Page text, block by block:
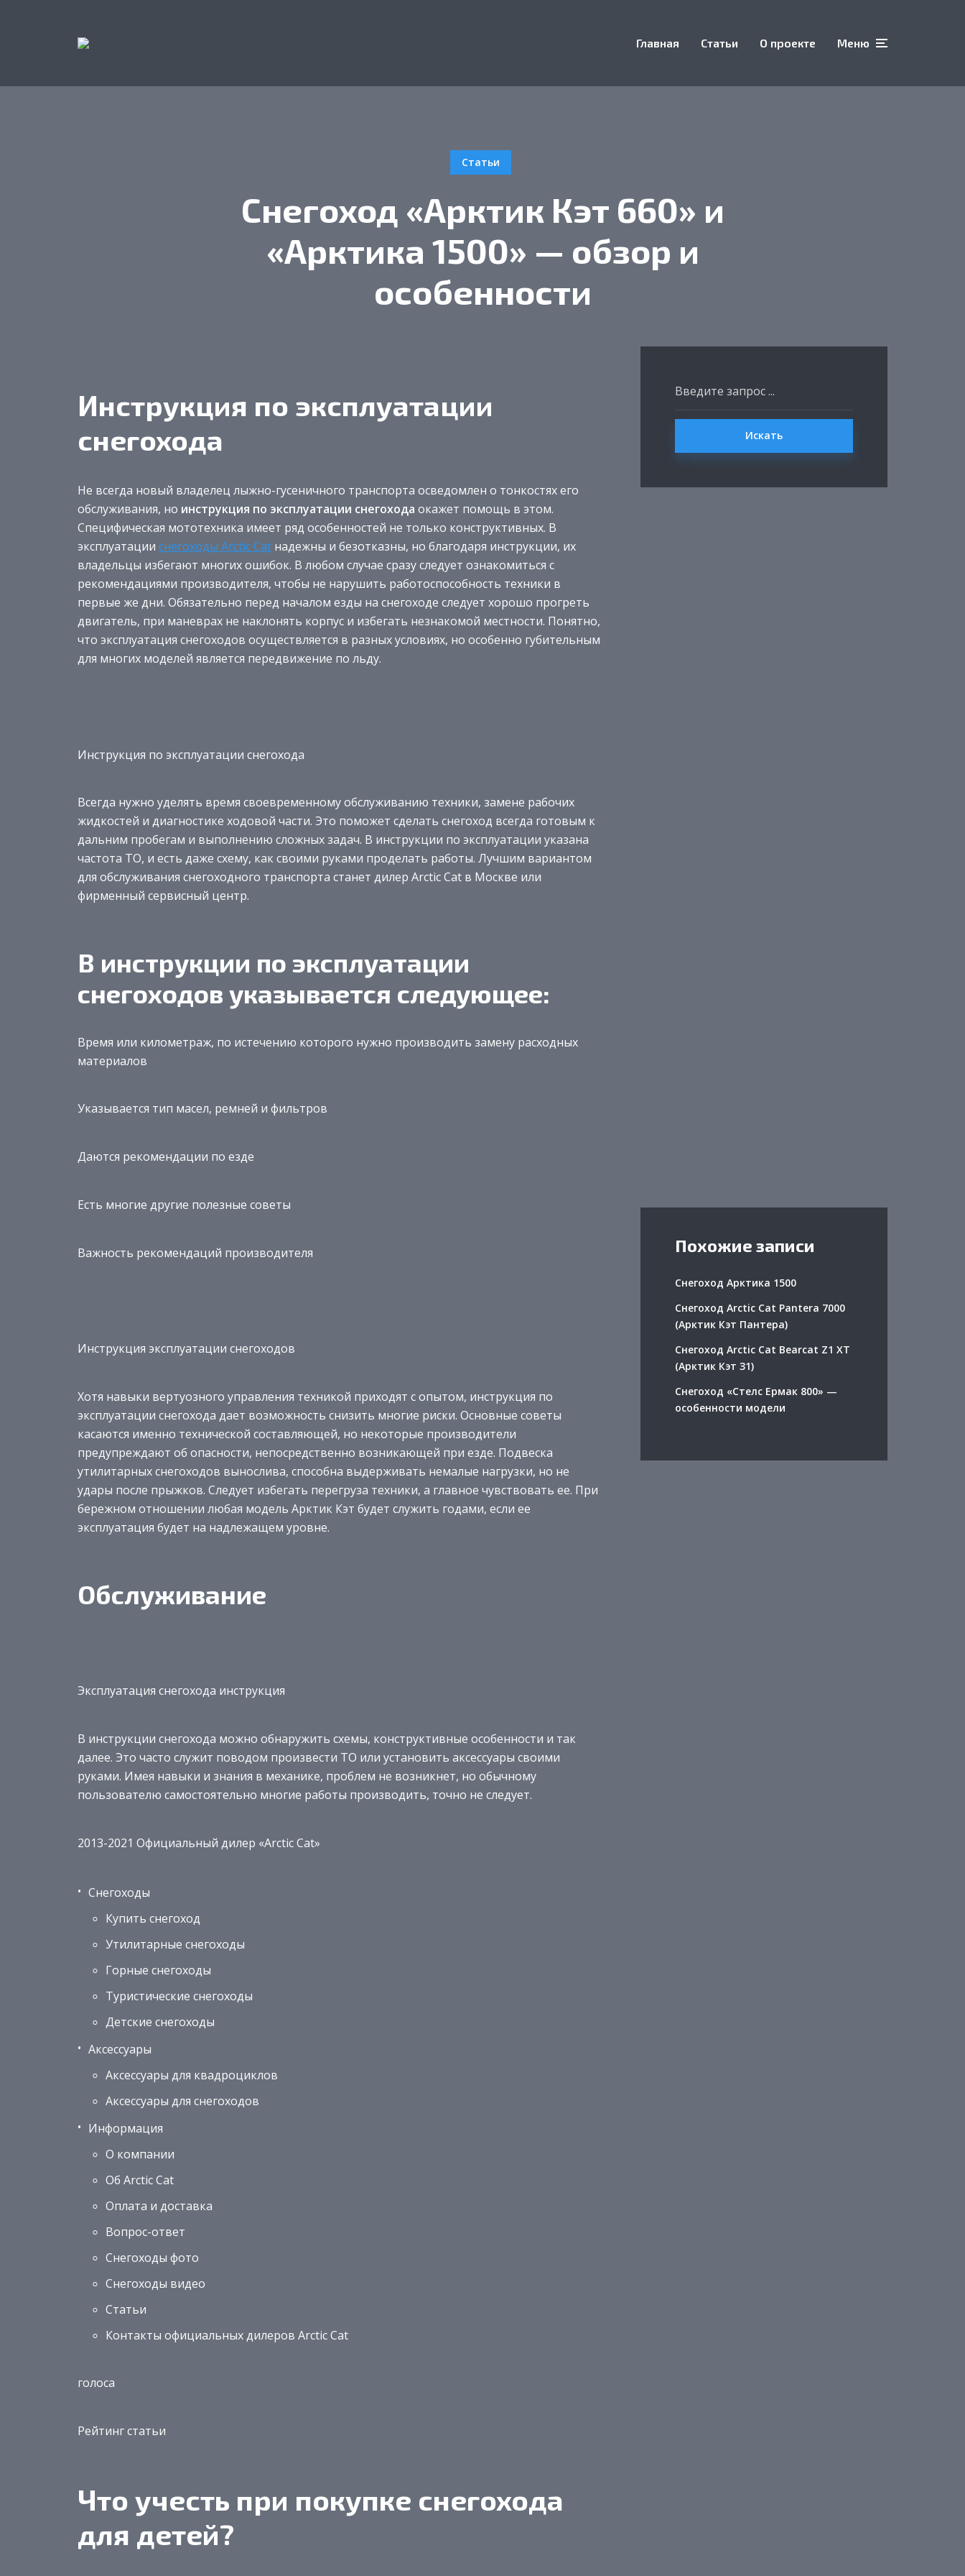
Главная Статьи О проекте Меню
Статьи
Снегоход «Арктик Кэт 660» и
«Арктика 1500» — обзор и
особенности
Инструкция по эксплуатации
снегохода
Не всегда новый владелец лыжно-гусеничного транспорта осведомлен о тонкостях его
обслуживания, но инструкция по эксплуатации снегохода окажет помощь в этом.
Специфическая мототехника имеет ряд особенностей не только конструктивных. В
эксплуатации снегоходы Arctic Cat надежны и безотказны, но благодаря инструкции, их
владельцы избегают многих ошибок. В любом случае сразу следует ознакомиться с
рекомендациями производителя, чтобы не нарушить работоспособность техники в
первые же дни. Обязательно перед началом езды на снегоходе следует хорошо прогреть
двигатель, при маневрах не наклонять корпус и избегать незнакомой местности. Понятно,
что эксплуатация снегоходов осуществляется в разных условиях, но особенно губительным
для многих моделей является передвижение по льду.
Инструкция по эксплуатации снегохода
Всегда нужно уделять время своевременному обслуживанию техники, замене рабочих
жидкостей и диагностике ходовой части. Это поможет сделать снегоход всегда готовым к
дальним пробегам и выполнению сложных задач. В инструкции по эксплуатации указана
частота ТО, и есть даже схему, как своими руками проделать работы. Лучшим вариантом
для обслуживания снегоходного транспорта станет дилер Arctic Cat в Москве или
фирменный сервисный центр.
В инструкции по эксплуатации
снегоходов указывается следующее:
Время или километраж, по истечению которого нужно производить замену расходных
материалов
Указывается тип масел, ремней и фильтров
Даются рекомендации по езде
Есть многие другие полезные советы
Важность рекомендаций производителя
Инструкция эксплуатации снегоходов
Хотя навыки вертуозного управления техникой приходят с опытом, инструкция по
эксплуатации снегохода дает возможность снизить многие риски. Основные советы
касаются именно технической составляющей, но некоторые производители
предупреждают об опасности, непосредственно возникающей при езде. Подвеска
утилитарных снегоходов вынослива, способна выдерживать немалые нагрузки, но не
удары после прыжков. Следует избегать перегруза техники, а главное чувствовать ее. При
бережном отношении любая модель Арктик Кэт будет служить годами, если ее
эксплуатация будет на надлежащем уровне.
Обслуживание
Эксплуатация снегохода инструкция
В инструкции снегохода можно обнаружить схемы, конструктивные особенности и так
далее. Это часто служит поводом произвести ТО или установить аксессуары своими
руками. Имея навыки и знания в механике, проблем не возникнет, но обычному
пользователю самостоятельно многие работы производить, точно не следует.
2013-2021 Официальный дилер «Arctic Cat»
Снегоходы
Купить снегоход
Утилитарные снегоходы
Горные снегоходы
Туристические снегоходы
Детские снегоходы
Аксессуары
Аксессуары для квадроциклов
Аксессуары для снегоходов
Информация
О компании
Об Arctic Cat
Оплата и доставка
Вопрос-ответ
Снегоходы фото
Снегоходы видео
Статьи
Контакты официальных дилеров Arctic Cat
голоса
Рейтинг статьи
Что учесть при покупке снегохода
для детей?
Искать
Похожие записи
Снегоход Арктика 1500
Снегоход Arctic Cat Pantera 7000
(Арктик Кэт Пантера)
Снегоход Arctic Cat Bearcat Z1 XT
(Арктик Кэт З1)
Снегоход «Стелс Ермак 800» —
особенности модели